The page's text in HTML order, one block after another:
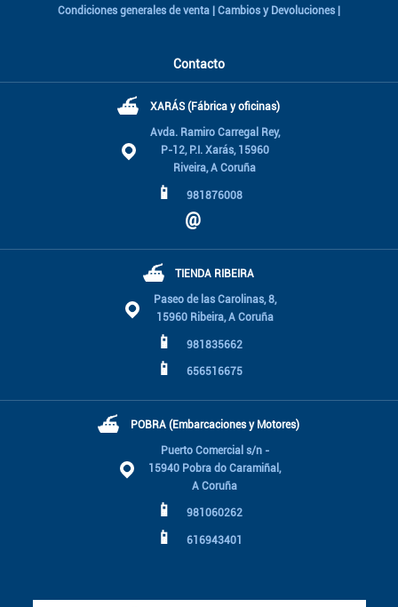
Condiciones generales de venta
Cambios y Devoluciones
Contacto
⛴ XARÁS (Fábrica y oficinas)
Avda. Ramiro Carregal Rey,
P-12, P.I. Xarás, 15960
Riveira, A Coruña
📱 981876008
@
⛴ TIENDA RIBEIRA
Paseo de las Carolinas, 8,
15960 Ribeira, A Coruña
📱 981835662
📱 656516675
⛴ POBRA (Embarcaciones y Motores)
Puerto Comercial s/n -
15940 Pobra do Caramiñal,
A Coruña
📱 981060262
📱 616943401